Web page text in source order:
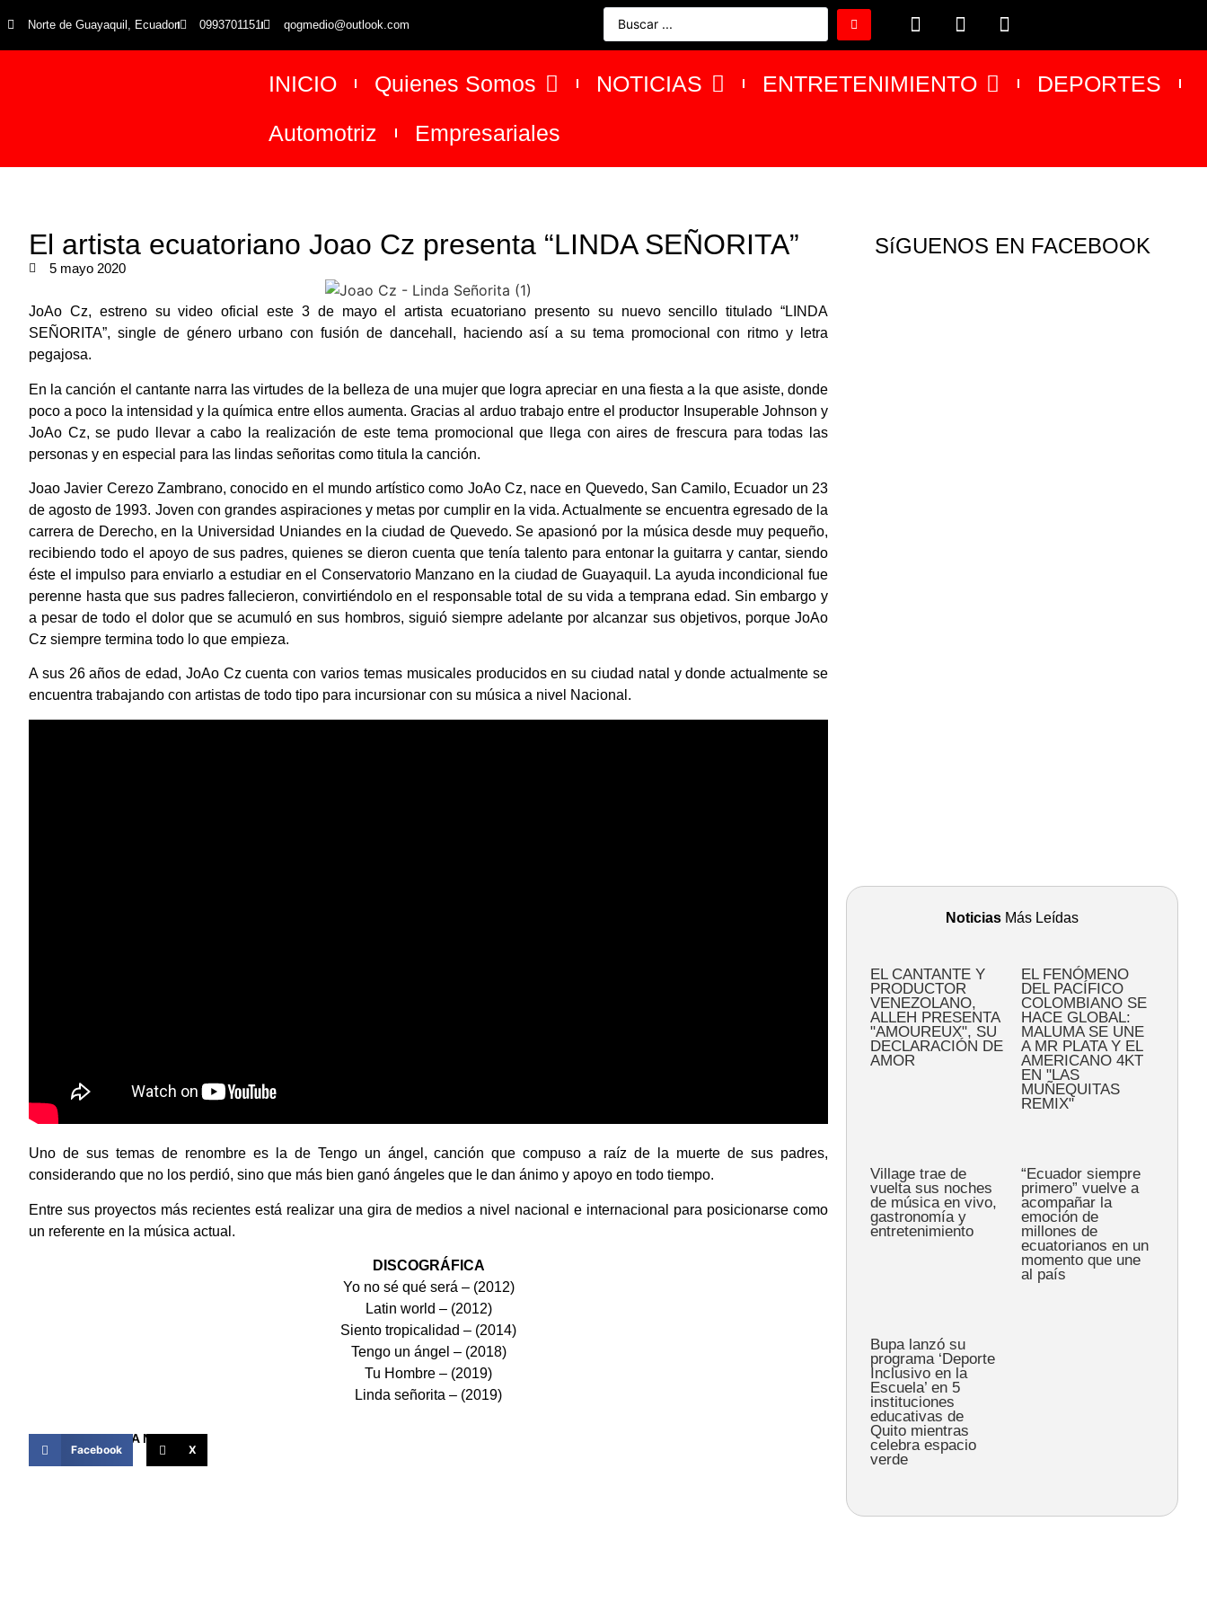
Norte de Guayaquil, Ecuador 0993701151 qogmedio@outlook.com
INICIO Quienes Somos NOTICIAS ENTRETENIMIENTO
DEPORTES
Automotriz
Empresariales
El artista ecuatoriano Joao Cz presenta “LINDA SEÑORITA”
5 mayo 2020
JoAo Cz, estreno su video oficial este 3 de mayo el artista ecuatoriano presento su nuevo sencillo titulado “LINDA
SEÑORITA”, single de género urbano con fusión de dancehall, haciendo así a su tema promocional con ritmo y letra
pegajosa.
En la canción el cantante narra las virtudes de la belleza de una mujer que logra apreciar en una fiesta a la que asiste, donde
poco a poco la intensidad y la química entre ellos aumenta. Gracias al arduo trabajo entre el productor Insuperable Johnson y
JoAo Cz, se pudo llevar a cabo la realización de este tema promocional que llega con airesde frescura para todas las
personas y en especial para las lindas señoritas como titula la canción.
Joao Javier Cerezo Zambrano, conocido en el mundo artístico como JoAo Cz, nace en Quevedo, San Camilo, Ecuador un 23
de agosto de 1993. Joven con grandes aspiraciones y metas por cumplir en la vida. Actualmente se encuentra egresado de la
carrera de Derecho, en la Universidad Uniandes en la ciudad de Quevedo. Se apasionó por la música desde muy pequeño,
recibiendo todo el apoyo de sus padres, quienes se dieron cuenta que tenía talento para entonar la guitarra y cantar, siendo
éste el impulso para enviarlo a estudiar en el Conservatorio Manzano en la ciudad de Guayaquil. La ayuda incondicional fue
perenne hasta que sus padres fallecieron, convirtiéndolo en el responsable total de su vida a temprana edad. Sin embargo y
a pesar de todo el dolor que se acumuló en sus hombros, siguió siempre adelante por alcanzar sus objetivos, porque JoAo
Cz siempre termina todo lo que empieza.
A sus 26 años de edad, JoAo Cz cuenta con varios temas musicales producidos en su ciudad natal y donde actualmente se
encuentra trabajando con artistas de todo tipo para incursionar con su música a nivel Nacional.
Uno de sus temas de renombre es la de Tengo un ángel, canción que compuso a raíz de la muerte de sus padres,
considerando que no los perdió, sino que más bien ganó ángeles que le dan ánimo y apoyo en todo tiempo.
Entre sus proyectos más recientes está realizar una gira de medios a nivel nacional e internacional para posicionarse como
un referente en la música actual.
DISCOGRÁFICA
Yo no sé qué será – (2012)
Latin world – (2012)
Siento tropicalidad – (2014)
Tengo un ángel – (2018)
Tu Hombre – (2019)
Linda señorita – (2019)
COMPARTIR ESTA NOTICIA
Facebook X
SíGUENOS EN FACEBOOK
Noticias Más Leídas
EL CANTANTE Y
PRODUCTOR
VENEZOLANO,
ALLEH PRESENTA
"AMOUREUX", SU
DECLARACIÓN DE
AMOR
EL FENÓMENO
DEL PACÍFICO
COLOMBIANO SE
HACE GLOBAL:
MALUMA SE UNE
A MR PLATA Y EL
AMERICANO 4KT
EN "LAS
MUÑEQUITAS
REMIX"
Village trae de
vuelta sus noches
de música en vivo,
gastronomía y
entretenimiento
“Ecuador siempre
primero” vuelve a
acompañar la
emoción de
millones de
ecuatorianos en un
momento que une
al país
Bupa lanzó su
programa ‘Deporte
Inclusivo en la
Escuela’ en 5
instituciones
educativas de
Quito mientras
celebra espacio
verde